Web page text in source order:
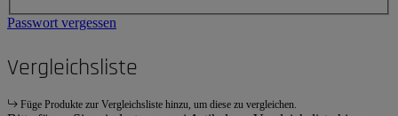
Passwort vergessen
Vergleichsliste
Füge Produkte zur Vergleichsliste hinzu, um diese zu vergleichen.